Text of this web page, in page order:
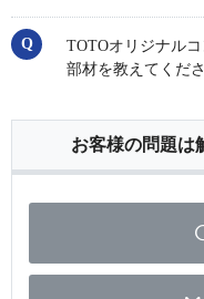
TOTOオリジナル
部材を教えてくだ
お客様の問題は